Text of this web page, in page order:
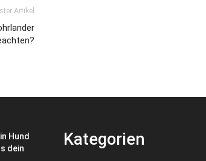
Artikel
Hund
dein
Kategorien